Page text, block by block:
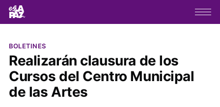
BOLETINES
Realizarán clausura de los
Cursos del Centro Municipal
de las Artes